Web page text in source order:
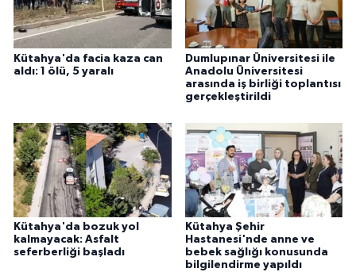
Kütahya'da facia kaza can
aldı: 1 ölü, 5 yaralı
Dumlupınar Üniversitesi ile
Anadolu Üniversitesi
arasında iş birliği toplantısı
gerçekleştirildi
Kütahya'da bozuk yol
kalmayacak: Asfalt
seferberliği başladı
Kütahya Şehir
Hastanesi'nde anne ve
bebek sağlığı konusunda
bilgilendirme yapıldı